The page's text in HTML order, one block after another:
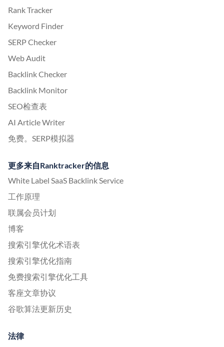
Rank Tracker
Keyword Finder
SERP Checker
Web Audit
Backlink Checker
Backlink Monitor
SEO检查表
AI Article Writer
免费。SERP模拟器
更多来自Ranktracker的信息
White Label SaaS Backlink Service
工作原理
联属会员计划
博客
搜索引擎优化术语表
搜索引擎优化指南
免费搜索引擎优化工具
客座文章协议
谷歌算法更新历史
法律